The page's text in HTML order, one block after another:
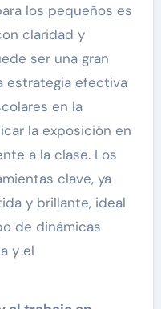
los pequeños es
claridad y
ser una gran
estrategia efectiva
en la
la exposición en
a la clase. Los
clave, ya
y brillante, ideal
de dinámicas
y el